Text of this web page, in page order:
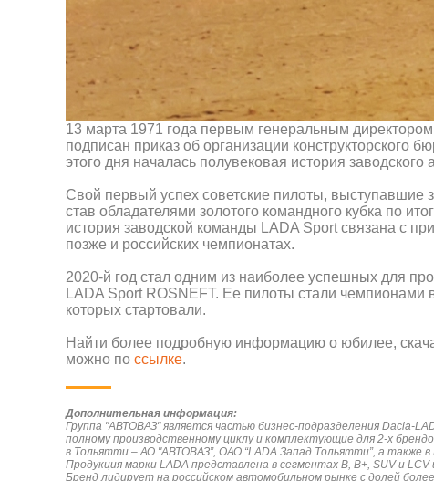
13 марта 1971 года первым генеральным
подписан приказ об организации
этого дня началась полувековая история
Свой первый успех советские пилоты, выступавшие
став обладателями золотого командного кубка по
история заводской команды LADA Sport связана с
позже и российских чемпионатах.
2020-й год стал одним из наиболее успешных для
LADA Sport ROSNEFT. Ее пилоты стали чемпионами
которых стартовали.
Найти более подробную информацию о юбилее,
можно по ссылке.
Дополнительная информация:
Группа "АВТОВАЗ" является частью бизнес-подразделения Dacia-
полному производственному циклу и комплектующие для 2-х
в Тольятти – АО "АВТОВАЗ”, ОАО “LADA Запад Тольятти”, а также
Продукция марки LADA представлена в сегментах В, B+, SUV и
Бренд лидирует на российском автомобильном рынке с долей